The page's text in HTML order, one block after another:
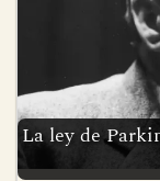
La ley de